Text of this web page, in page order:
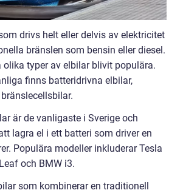
drivs helt eller delvis av elektricitet
bränslen som bensin eller diesel.
olika typer av elbilar blivit populära.
finns batteridrivna elbilar,
är de vanligaste i Sverige och
lagra el i ett batteri som driver en
Populära modeller inkluderar Tesla
och BMW i3.
som kombinerar en traditionell